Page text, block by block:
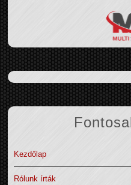
Kezdőlap
Rólunk írták